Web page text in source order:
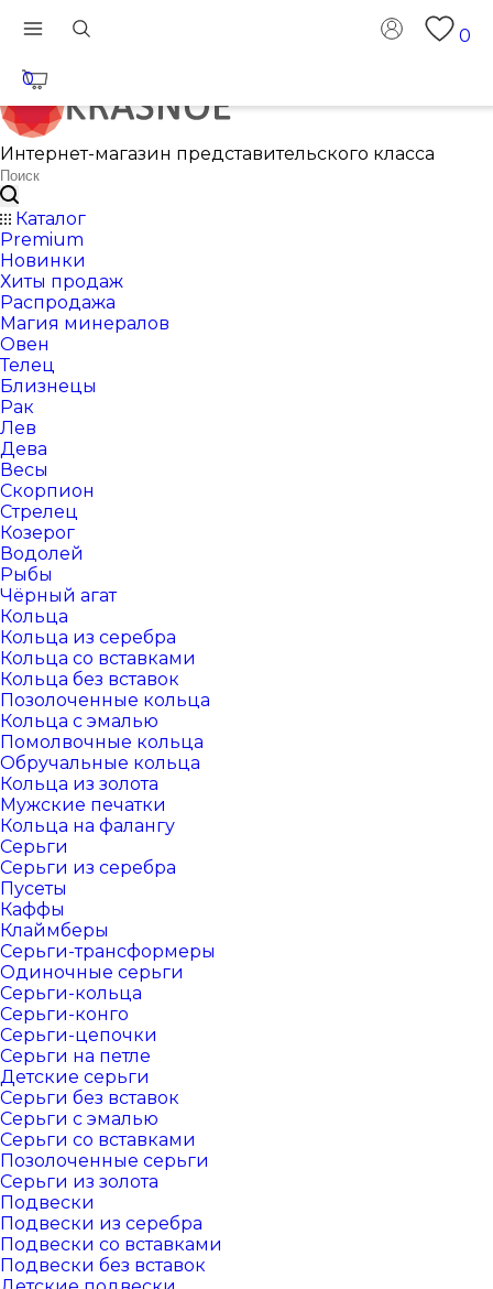
0
0
Интернет-магазин представительского класса
Каталог
Premium
Новинки
Хиты продаж
Распродажа
Магия минералов
Овен
Телец
Близнецы
Рак
Лев
Дева
Весы
Скорпион
Стрелец
Козерог
Водолей
Рыбы
Чёрный агат
Кольца
Кольца из серебра
Кольца со вставками
Кольца без вставок
Позолоченные кольца
Кольца с эмалью
Помолвочные кольца
Обручальные кольца
Кольца из золота
Мужские печатки
Кольца на фалангу
Серьги
Серьги из серебра
Пусеты
Каффы
Клаймберы
Серьги-трансформеры
Одиночные серьги
Серьги-кольца
Серьги-конго
Серьги-цепочки
Серьги на петле
Детские серьги
Серьги без вставок
Серьги с эмалью
Серьги со вставками
Позолоченные серьги
Серьги из золота
Подвески
Подвески из серебра
Подвески со вставками
Подвески без вставок